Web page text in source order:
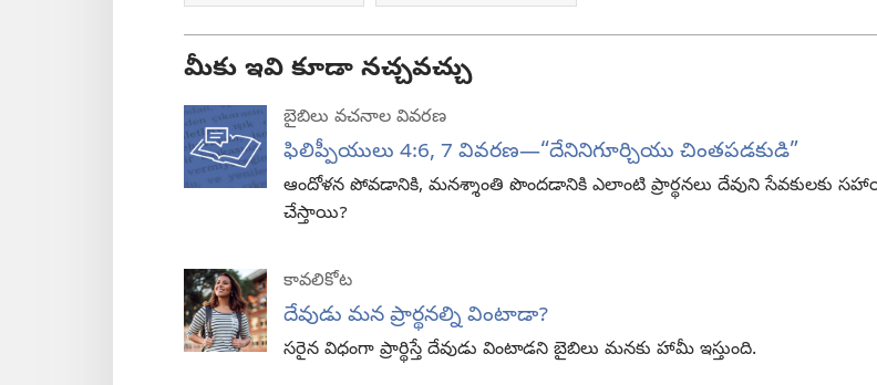
మీకు ఇవి కూడా నచ్చవచ్చు
బైబిలు వచనాల వివరణ
ఫిలిప్పీయులు 4:6, 7 వివరణ​—“దేనినిగూర్చియు చింతపడకుడి”
ఆందోళన పోవడానికి, మనశ్శాంతి పొందడానికి ఎలాంటి ప్రార్థనలు దేవుని సేవకులకు
చేస్తాయి?
కావలికోట
దేవుడు మన ప్రార్థనల్ని వింటాడా?
సరైన విధంగా ప్రార్థిస్తే దేవుడు వింటాడని బైబిలు మనకు హామీ ఇస్తుంది.